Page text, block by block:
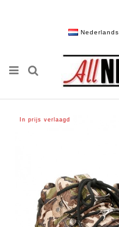
Nederlands
In prijs verlaagd